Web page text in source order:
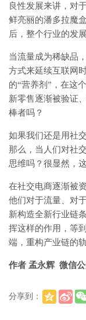
良性发展来讲，对
鲜亮丽的潘多拉魔
后，整个行业的发
当流量成为稀缺品
方式来延续互联网
的“营养剂”，在这
新零售逐渐被验证
棒者吗？
如果我们还是用社
那么，当人们对社
思维吗？很显然，
在社交电商逐渐被
他们对于流量、对
新构造全新行业链
挥这样的作用，等
端，重构产业链的
作者 孟永辉 微信
分享到：